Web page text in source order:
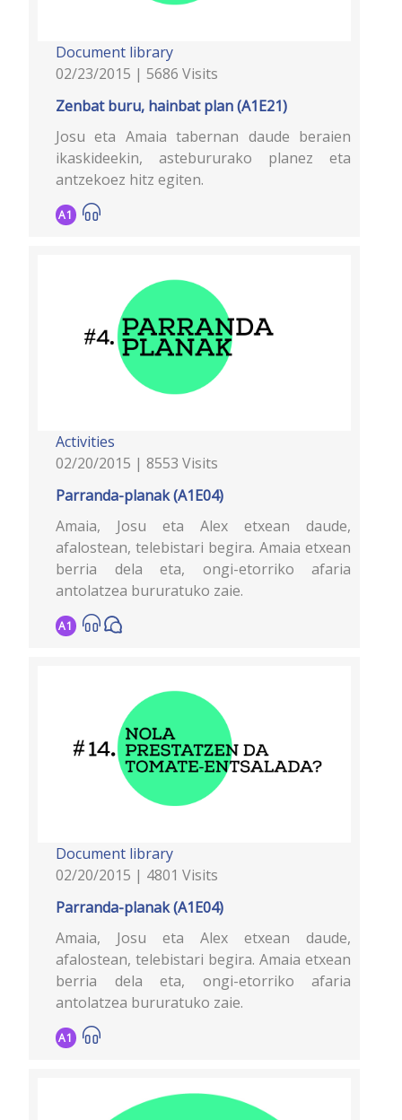
Document library
02/23/2015 | 5686 Visits
Zenbat buru, hainbat plan (A1E21)
Josu eta Amaia tabernan daude beraien
ikaskideekin, astebururako planez eta
antzekoez hitz egiten.
A1
Activities
02/20/2015 | 8553 Visits
Parranda-planak (A1E04)
Amaia, Josu eta Alex etxean daude,
afalostean, telebistari begira. Amaia etxean
berria dela eta, ongi-etorriko afaria
antolatzea bururatuko zaie.
A1
Document library
02/20/2015 | 4801 Visits
Parranda-planak (A1E04)
Amaia, Josu eta Alex etxean daude,
afalostean, telebistari begira. Amaia etxean
berria dela eta, ongi-etorriko afaria
antolatzea bururatuko zaie.
A1